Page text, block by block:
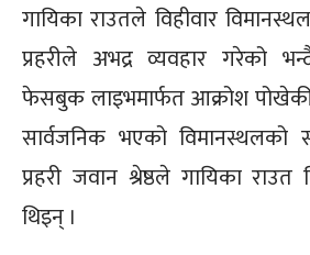
गायिका राउतले विहीवार
प्रहरीले अभद्र व्यवहार गरेको
फेसबुक लाइभमार्फत आक्रोश
सार्वजनिक भएको विमानस्थलको
प्रहरी जवान श्रेष्ठले गायिका
थिइन् ।